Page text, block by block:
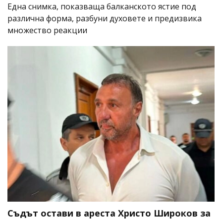
Една снимка, показваща балканското ястие под
различна форма, разбуни духовете и предизвика
множество реакции
Съдът остави в ареста Христо Широков за